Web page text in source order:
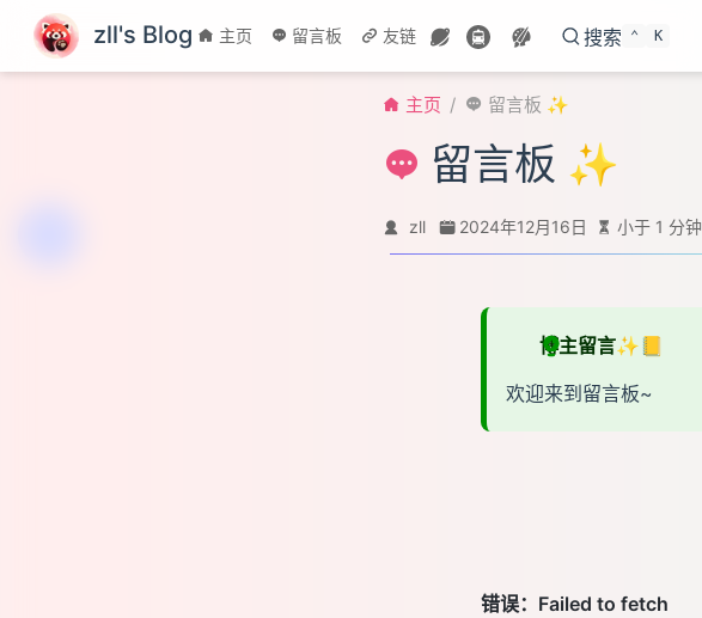
跳至主要內容
zll's Blog 主页 留言板 友链 搜索 ⌃ K
主页 留言板 ✨
留言板 ✨
zll 2024年12月16日 小于 1 分钟
博主留言✨📒
欢迎来到留言板~